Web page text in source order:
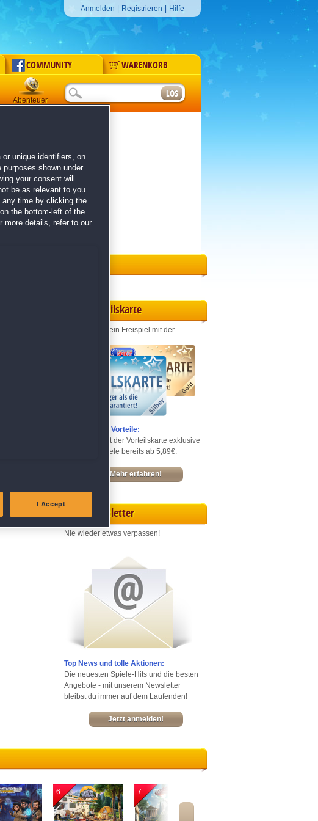
Anmelden Registrieren Hilfe
COMMUNITY WARENKORB
Abenteuer
Vorteilskarte
Jeden Monat ein Freispiel mit der
Entdecke die Vorteile:
Sichere dir mit der Vorteilskarte exklusive
Rabatte – Spiele bereits ab 5,89€.
Mehr erfahren!
Newsletter
Nie wieder etwas verpassen!
Top News und tolle Aktionen:
Die neuesten Spiele-Hits und die besten
Angebote - mit unserem Newsletter
bleibst du immer auf dem Laufenden!
Jetzt anmelden!
6 7
unique identifiers, on
shown under
your consent will
be as relevant to you.
any time by clicking the
the bottom-left of the
more details, refer to our
I Accept